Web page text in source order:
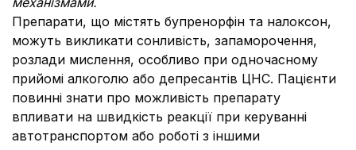
Препарати, що містять бупренорфін та налоксон,
можуть викликати сонливість, запаморочення,
розлади мислення, особливо при одночасному
прийомі алкоголю або депресантів ЦНС. Пацієнти
повинні знати про можливість препарату
впливати на швидкість реакції при керуванні
автотранспортом або роботі з іншими